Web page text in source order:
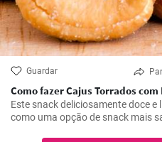
Guardar
Como fazer Cajus Torrados com
Este snack deliciosamente doce
como uma opção de snack mais